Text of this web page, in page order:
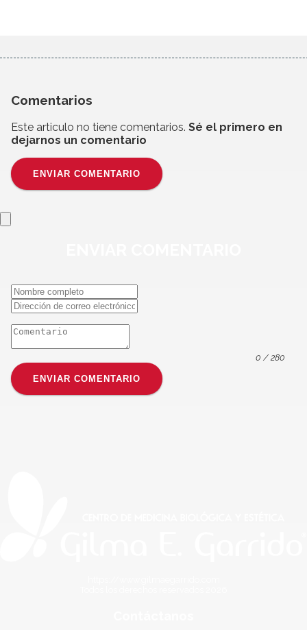
Comentarios
Este articulo no tiene comentarios. Sé el primero en
dejarnos un comentario
ENVIAR COMENTARIO
0 / 280
ENVIAR COMENTARIO